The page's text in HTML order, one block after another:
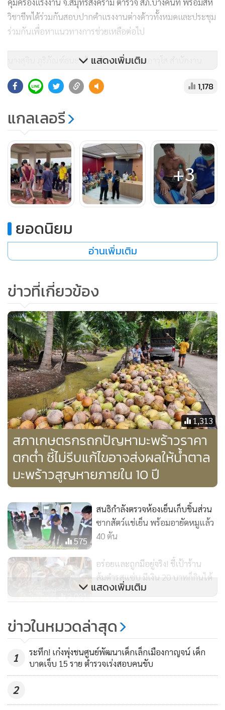
วิชาชีพได้ร่วมกันสอบปากคำแรงงานต่างด้าวทั้งหมดและประชุม
ร่วมกันเพื่อหาแนวทางการช่วยเหลือต่อไป
นางสุจิน ภูริภัณฑ์ธนะ เจ้าพนักงานแรงงานอาวุโส สำนักงาน
กลางดึกที่ผ่านมาได้รับแจ้งว่ามีแรงงานต่างด้าวกว่า 10 คน ถูก
มะพร้าวดังกล่าว จึงประสานเจ้าหน้าที่ตำรวจ และหน่วยงานที่
เกี่ยวข้องไปตรวจสอบ พบแรงงานชาวพม่าทั้งชายหญิง จำนวน
14 คน จึงให้ความช่วยเหลือนำตัวมาพักที่ สภ.บางคนที เบื้องต้น
สหวิชาชีพได้สอบปากคำเป็นรายบุคคลก่อนจะดำเนินการ
สอบสวนข้อเท็จจริงต่อไป
เบื้องต้น ทราบว่าแรงงานดังกล่าวเป็นคนงานในล้งมะพร้าวแห่ง
หนึ่งในพื้นที่ ต.บางยี่รงค์ อ.บางคนที ก่อนเกิดเหตุแรงงาน
ต่างด้าวได้ทวงเงินค่าแรงที่นายจ้างค้างจ่ายทำให้นายจ้างไม่พอใจ
จึงทำร้ายร่างกาย
ผู้สื่อข่าวรายงานว่า ล่าสุดเวลา 13.00 น.วันนี้เจ้าหน้าที่ตำรวจได้
สอบปากคำแรงงานต่างด้าวเป็นรายบุคคล เบื้องต้นพบความผิด
นายจ้างคือทำร้ายร่างกาย และค้างจ่ายค่าแรงที่แต่ละคนสะสมมา
นาน ซึ่งเจ้าหน้าที่จะได้เชิญตัวนายจ้าง นางโสภา เลี่ยว อายุ 45 ปี
มาให้ปากคำถึงสาเหตุที่แท้จริง และหากพบมีความผิดอื่นอีก
จะแจ้งข้อหาเพิ่มเติมเพื่อดำเนินการตามกฎหมายต่อไป
แสดงเพิ่มเติม
1,178
แกลเลอรี
+3
ยอดนิยม
อ่านเพิ่มเติม
ข่าวที่เกี่ยวข้อง
1,313
สภาเกษตรกรถกปัญหามะพร้าวราคา
ตกต่ำ ชี้ไม่รีบแก้ไขอาจส่งผลให้น้ำตาล
มะพร้าวสูญหายภายใน 10 ปี
575
สนธิกำลังตรวจห้องเย็นเก็บชิ้นส่วน
ซากสัตว์แช่เย็น พร้อมอายัดหมูแล้ว
40 ตัน
2,031
อร่อยและถูกมีอยู่จริง! ชี้เป้าร้าน
ส้มตำรสแซ่บ มีเงิน 20 บาทก็กินได้
629
ซิ่งหนี สุดท้ายไม่รอด
แสดงเพิ่มเติม
ข่าวในหมวดล่าสุด
1
ระทึก! เก๋งพุ่งชนศูนย์พัฒนาเด็กเล็กเมืองกาญจน์ เด็ก
บาดเจ็บ 15 ราย ตำรวจเร่งสอบคนขับ
2